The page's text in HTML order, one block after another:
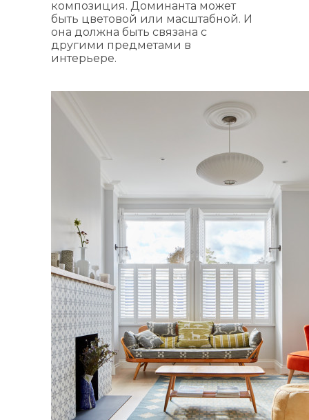
композиция. Доминанта может
быть цветовой или масштабной. И
она должна быть связана с
другими предметами в
интерьере.